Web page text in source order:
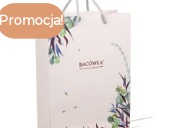
Promocja!